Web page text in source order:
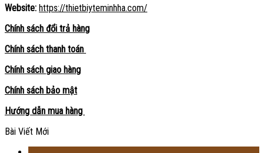
Website: https://thietbiyteminhha.com/
Chính sách đổi trả hàng
Chính sách thanh toán
Chính sách giao hàng
Chính sách bảo mật
Hướng dẫn mua hàng
Bài Viết Mới